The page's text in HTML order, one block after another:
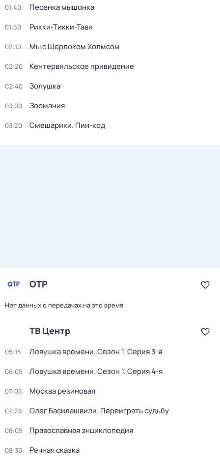
01:40 Песенка мышонка
01:50 Рикки-Тикки-Тави
02:10 Мы с Шерлоком Холмсом
02:20 Кентервильское привидение
02:40 Золушка
03:00 Зоомания
03:20 Смешарики. Пин-код
ОТР
Нет данных о передачах на это время
ТВ Центр
05:15 Ловушка времени. Сезон 1. Серия 3-я
06:05 Ловушка времени. Сезон 1. Серия 4-я
07:05 Москва резиновая
07:25 Олег Басилашвили. Переиграть судьбу
08:05 Православная энциклопедия
08:30 Речная сказка